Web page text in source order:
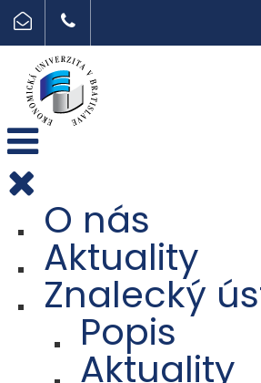
O nás
Aktuality
Znalecký
Popis
Aktuality